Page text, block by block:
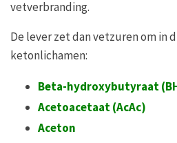
vetverbranding.
De lever zet dan vetzuren om in
ketonlichamen:
Beta-hydroxybutyraat
Acetoacetaat (AcAc)
Aceton